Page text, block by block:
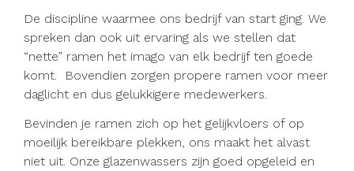
De discipline waarmee ons bedrijf van start ging. We
spreken dan ook uit ervaring als we stellen dat
“nette” ramen het imago van elk bedrijf ten goede
komt. Bovendien zorgen propere ramen voor meer
daglicht en dus gelukkigere medewerkers.
Bevinden je ramen zich op het gelijkvloers of op
moeilijk bereikbare plekken, ons maakt het alvast
niet uit. Onze glazenwassers zijn goed opgeleid en